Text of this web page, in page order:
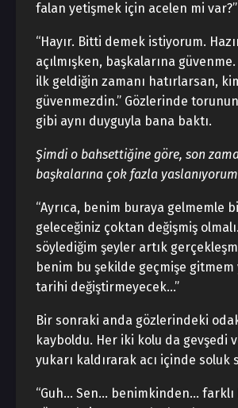
falan yetişmek için acelen mi var?”
“Hayır. Bitti demek istiyorum.
açılmışken, başkalarına
ilk geldiğin zamanı hatırlarsan,
güvenmezdin.” Gözlerinde
gibi aynı duyguyla bana baktı.
Şimdi o bahsettiğine göre, son
başkalarına çok fazla
“Ayrıca, benim buraya gelmemle
geleceğiniz çoktan değişmiş
söylediğim şeyler artık
benim bu şekilde geçmişe gitmem
tarihi değiştirmeyecek…”
Bir sonraki anda gözlerindeki
kayboldu. Her iki kolu da gevşedi
yukarı kaldırarak acı içinde soluk
“Guh… Sen… benimkinden…